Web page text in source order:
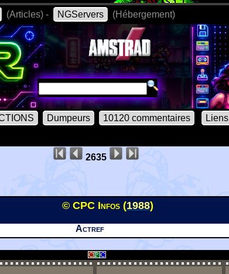
(Articles) - NGServers (Hébergement)
Dumpeurs 10120 commentaires Liens
2635
© CPC Infos (1988)
Actref